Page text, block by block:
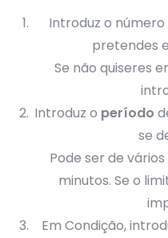
Introduz o
pretendes
Se não quiseres
Introduz o período
se
Pode ser de
minutos. Se o
Em Condição,